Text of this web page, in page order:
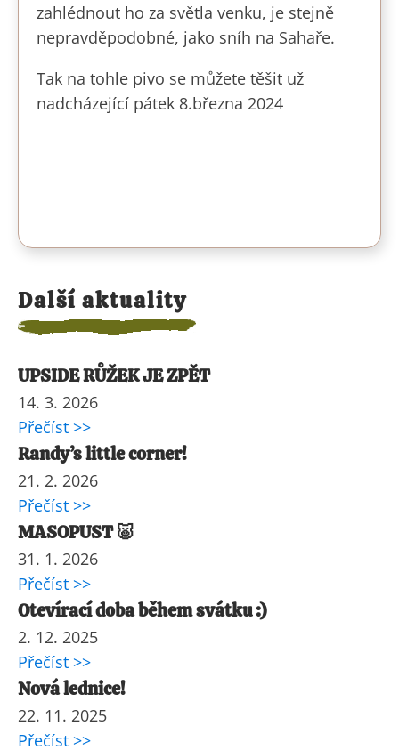
zahlédnout ho za světla venku, je stejně
nepravděpodobné, jako sníh na Sahaře.
Tak na tohle pivo se můžete těšit už
nadcházející pátek 8.března 2024
Další aktuality
UPSIDE RŮŽEK JE ZPĚT
14. 3. 2026
Přečíst >>
Randy’s little corner!
21. 2. 2026
Přečíst >>
MASOPUST 🐷
31. 1. 2026
Přečíst >>
Otevírací doba během svátku :)
2. 12. 2025
Přečíst >>
Nová lednice!
22. 11. 2025
Přečíst >>